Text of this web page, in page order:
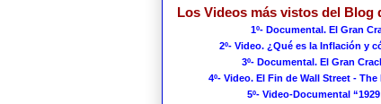
Los Videos más vistos del Blog
1º- Documental. El Gran
2º- Video. ¿Qué es la Inflación y
3º- Documental. El Gran
4º- Video. El Fin de Wall Street -
5º- Video-Documental